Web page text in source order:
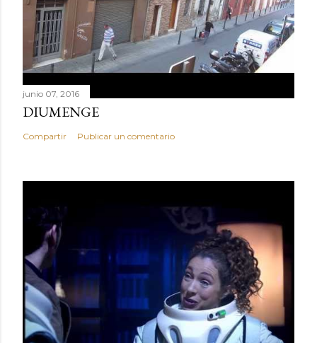
junio 07, 2016
DIUMENGE
Compartir Publicar un comentario